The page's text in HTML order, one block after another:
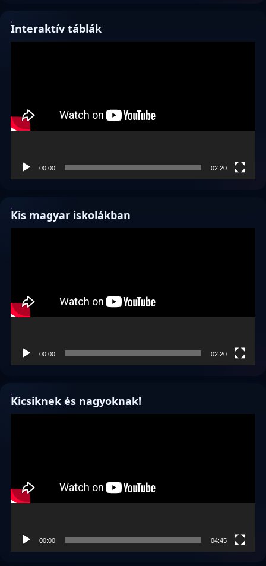
Interaktív táblák
00:00 02:20
Kis magyar iskolákban
00:00 02:20
Kicsiknek és nagyoknak!
00:00 04:45